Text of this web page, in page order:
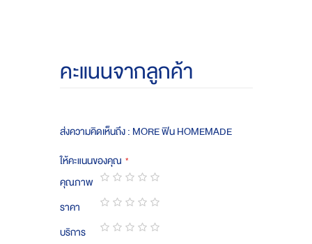
คะแนนจากลูกค้า
ส่งความคิดเห็นถึง : MORE ฟิน HOMEMADE
ให้คะแนนของคุณ
คุณภาพ
1
star
2
stars
3
stars
4
stars
5
stars
ราคา
1
star
2
stars
3
stars
4
stars
5
stars
บริการ